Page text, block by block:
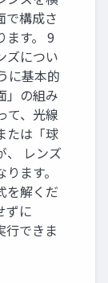
で構成さ
ます。 9
ズについ
に基本的
」の組み
て、光線
たは「球
、 レンズ
ます。
を解くだ
ずに
できま